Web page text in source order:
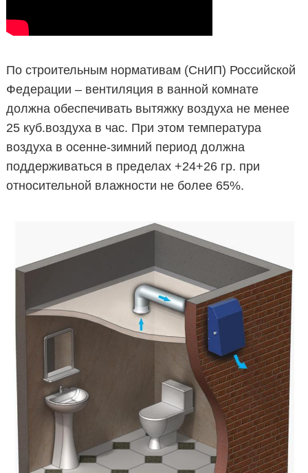
По строительным нормативам (СнИП) Российской
Федерации – вентиляция в ванной комнате
должна обеспечивать вытяжку воздуха не менее
25 куб.воздуха в час. При этом температура
воздуха в осенне-зимний период должна
поддерживаться в пределах +24+26 гр. при
относительной влажности не более 65%.